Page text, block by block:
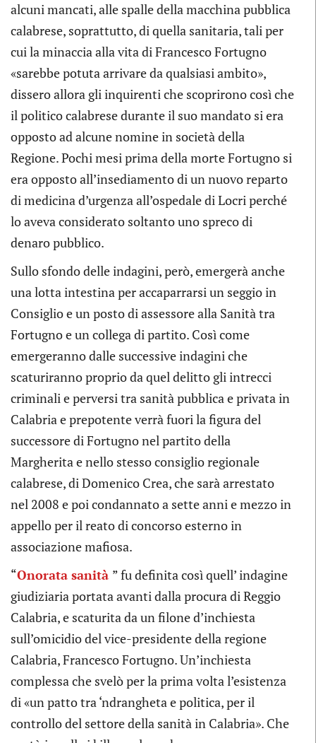
alcuni mancati, alle spalle della macchina pubblica
calabrese, soprattutto, di quella sanitaria, tali per
cui la minaccia alla vita di Francesco Fortugno
«sarebbe potuta arrivare da qualsiasi ambito»,
dissero allora gli inquirenti che scoprirono così che
il politico calabrese durante il suo mandato si era
opposto ad alcune nomine in società della
Regione. Pochi mesi prima della morte Fortugno si
era opposto all’insediamento di un nuovo reparto
di medicina d’urgenza all’ospedale di Locri perché
lo aveva considerato soltanto uno spreco di
denaro pubblico.
Sullo sfondo delle indagini, però, emergerà anche
una lotta intestina per accaparrarsi un seggio in
Consiglio e un posto di assessore alla Sanità tra
Fortugno e un collega di partito. Così come
emergeranno dalle successive indagini che
scaturiranno proprio da quel delitto gli intrecci
criminali e perversi tra sanità pubblica e privata in
Calabria e prepotente verrà fuori la figura del
successore di Fortugno nel partito della
Margherita e nello stesso consiglio regionale
calabrese, di Domenico Crea, che sarà arrestato
nel 2008 e poi condannato a sette anni e mezzo in
appello per il reato di concorso esterno in
associazione mafiosa.
“Onorata sanità ” fu definita così quell’ indagine
giudiziaria portata avanti dalla procura di Reggio
Calabria, e scaturita da un filone d’inchiesta
sull’omicidio del vice-presidente della regione
Calabria, Francesco Fortugno. Un’inchiesta
complessa che svelò per la prima volta l’esistenza
di «un patto tra ‘ndrangheta e politica, per il
controllo del settore della sanità in Calabria». Che